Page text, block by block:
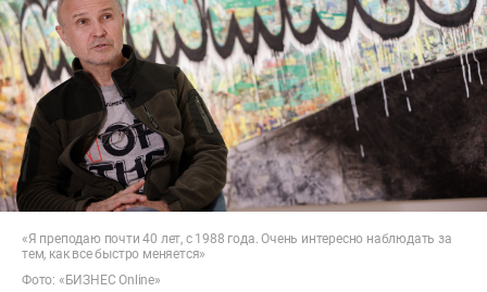
«Я преподаю почти 40 лет, с 1988 года. Очень интересно наблюдать за
тем, как все быстро меняется»
Фото: «БИЗНЕС Online»